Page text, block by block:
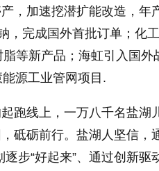
，加速挖潜扩能改造，年
，完成国外首批订单；化
等新产品；海虹引入国外
源工业管网项目.
跑线上，一万八千名盐湖
砥砺前行。盐湖人坚信，
步“好起来”、通过创新驱